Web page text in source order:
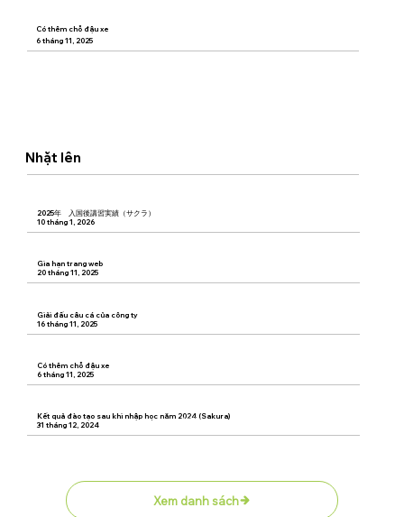
Có thêm chỗ đậu xe
6 tháng 11, 2025
2025年 入国後講習実績（サクラ）
10 tháng 1, 2026
Gia hạn trang web
20 tháng 11, 2025
Giải đấu câu cá của công ty
16 tháng 11, 2025
Có thêm chỗ đậu xe
6 tháng 11, 2025
Kết quả đào tạo sau khi nhập học năm 2024 (Sakura)
31 tháng 12, 2024
Start Now
Nhặt lên
Xem danh sách